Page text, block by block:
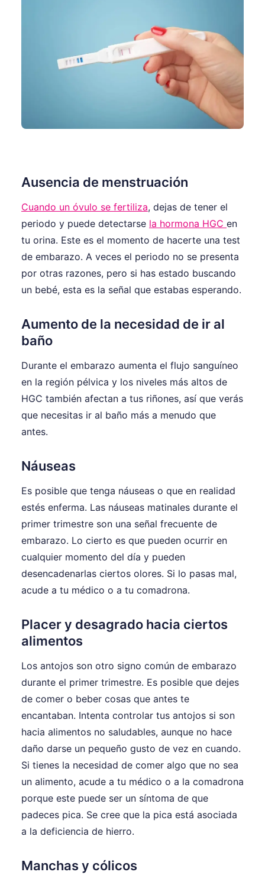
Ausencia de menstruación
Cuando un óvulo se fertiliza, dejas de tener el
periodo y puede detectarse la hormona HGC en
tu orina. Este es el momento de hacerte una test
de embarazo. A veces el periodo no se presenta
por otras razones, pero si has estado buscando
un bebé, esta es la señal que estabas esperando.
Aumento de la necesidad de ir al
baño
Durante el embarazo aumenta el flujo sanguíneo
en la región pélvica y los niveles más altos de
HGC también afectan a tus riñones, así que verás
que necesitas ir al baño más a menudo que
antes.
Náuseas
Es posible que tenga náuseas o que en realidad
estés enferma. Las náuseas matinales durante el
primer trimestre son una señal frecuente de
embarazo. Lo cierto es que pueden ocurrir en
cualquier momento del día y pueden
desencadenarlas ciertos olores. Si lo pasas mal,
acude a tu médico o a tu comadrona.
Placer y desagrado hacia ciertos
alimentos
Los antojos son otro signo común de embarazo
durante el primer trimestre. Es posible que dejes
de comer o beber cosas que antes te
encantaban. Intenta controlar tus antojos si son
hacia alimentos no saludables, aunque no hace
daño darse un pequeño gusto de vez en cuando.
Si tienes la necesidad de comer algo que no sea
un alimento, acude a tu médico o a la comadrona
porque este puede ser un síntoma de que
padeces pica. Se cree que la pica está asociada
a la deficiencia de hierro.
Manchas y cólicos